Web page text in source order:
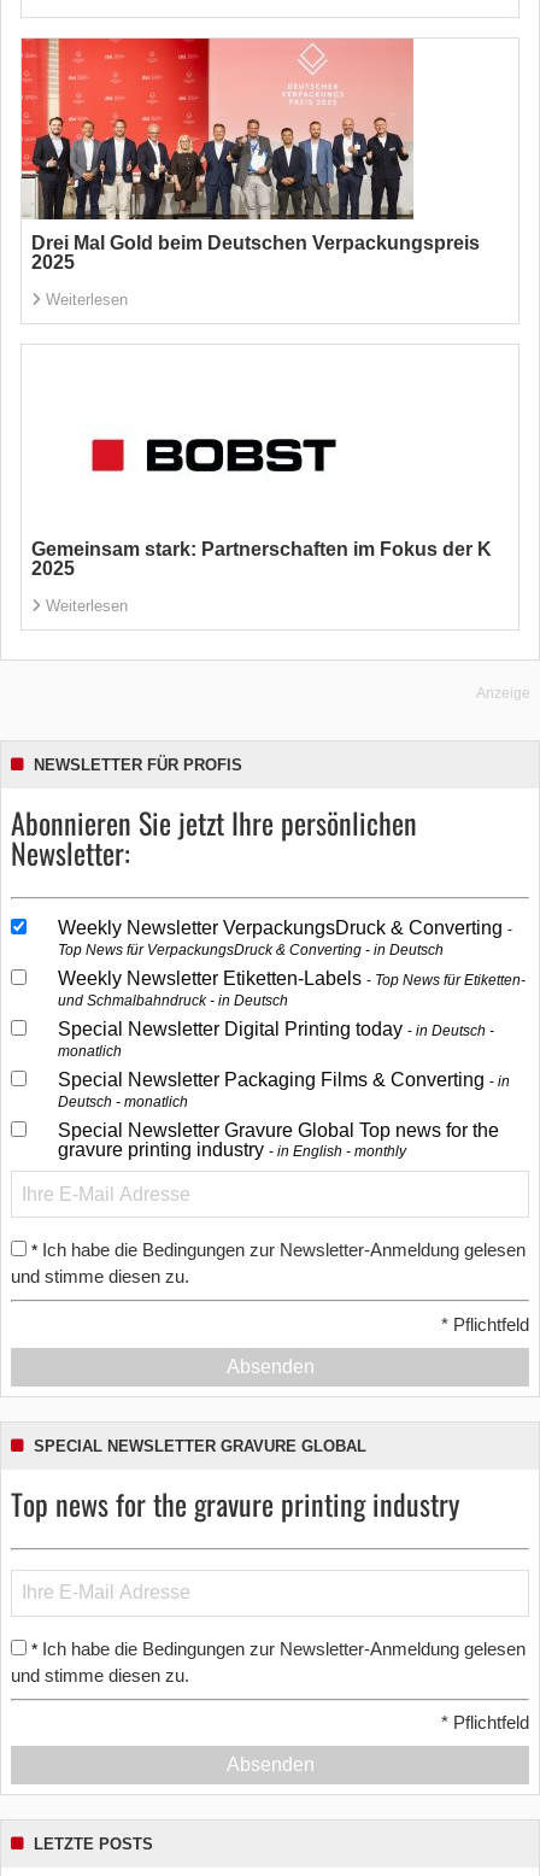
Drei Mal Gold beim Deutschen Verpackungspreis
2025
Weiterlesen
Gemeinsam stark: Partnerschaften im Fokus der K
2025
Weiterlesen
Anzeige
NEWSLETTER FÜR PROFIS
Abonnieren Sie jetzt Ihre persönlichen
Newsletter:
Weekly Newsletter VerpackungsDruck & Converting
Top News für VerpackungsDruck & Converting - in Deutsch
Weekly Newsletter Etiketten-Labels
Top News für Etiketten-
und Schmalbahndruck - in Deutsch
Special Newsletter Digital Printing today
in Deutsch -
monatlich
Special Newsletter Packaging Films & Converting
in
Deutsch - monatlich
Special Newsletter Gravure Global Top news for the
gravure printing industry
in English - monthly
* Ich habe die Bedingungen zur Newsletter-Anmeldung gelesen
und stimme diesen zu.
* Pflichtfeld
Absenden
SPECIAL NEWSLETTER GRAVURE GLOBAL
Top news for the gravure printing industry
* Ich habe die Bedingungen zur Newsletter-Anmeldung gelesen
und stimme diesen zu.
* Pflichtfeld
Absenden
LETZTE POSTS